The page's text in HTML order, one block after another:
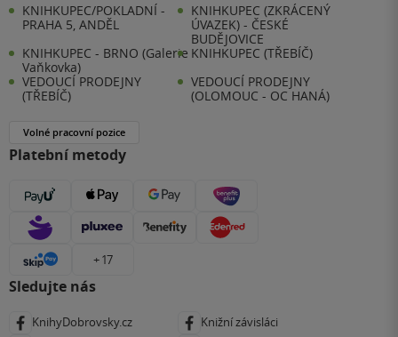
KNIHKUPEC/POKLADNÍ -
PRAHA 5, ANDĚL
KNIHKUPEC (ZKRÁCENÝ
ÚVAZEK) - ČESKÉ
BUDĚJOVICE
KNIHKUPEC - BRNO (Galerie
Vaňkovka)
KNIHKUPEC (TŘEBÍČ)
VEDOUCÍ PRODEJNY
(TŘEBÍČ)
VEDOUCÍ PRODEJNY
(OLOMOUC - OC HANÁ)
Volné pracovní pozice
Platební metody
+ 17
Sledujte nás
KnihyDobrovsky.cz Knižní závisláci